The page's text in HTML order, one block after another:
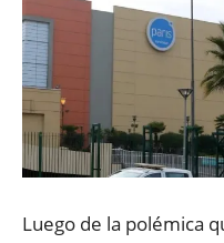
Luego de la polémica